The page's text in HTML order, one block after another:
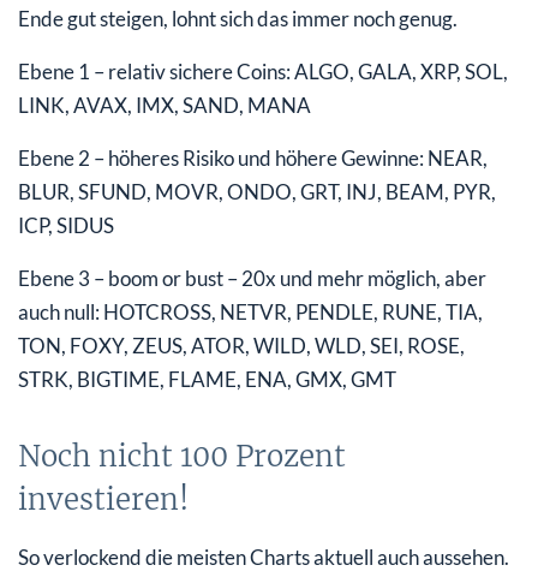
Ende gut steigen, lohnt sich das immer noch genug.
Ebene 1 – relativ sichere Coins: ALGO, GALA, XRP, SOL,
LINK, AVAX, IMX, SAND, MANA
Ebene 2 – höheres Risiko und höhere Gewinne: NEAR,
BLUR, SFUND, MOVR, ONDO, GRT, INJ, BEAM, PYR,
ICP, SIDUS
Ebene 3 – boom or bust – 20x und mehr möglich, aber
auch null: HOTCROSS, NETVR, PENDLE, RUNE, TIA,
TON, FOXY, ZEUS, ATOR, WILD, WLD, SEI, ROSE,
STRK, BIGTIME, FLAME, ENA, GMX, GMT
Noch nicht 100 Prozent
investieren!
So verlockend die meisten Charts aktuell auch aussehen.